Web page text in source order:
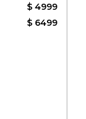
$ 4999
$ 6499